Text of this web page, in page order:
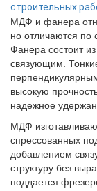
строительных
МДФ и фанера
но отличаются по
Фанера состоит
связующим.
высокую
надежное
МДФ
спрессованных
добавлением
структуру без
поддается